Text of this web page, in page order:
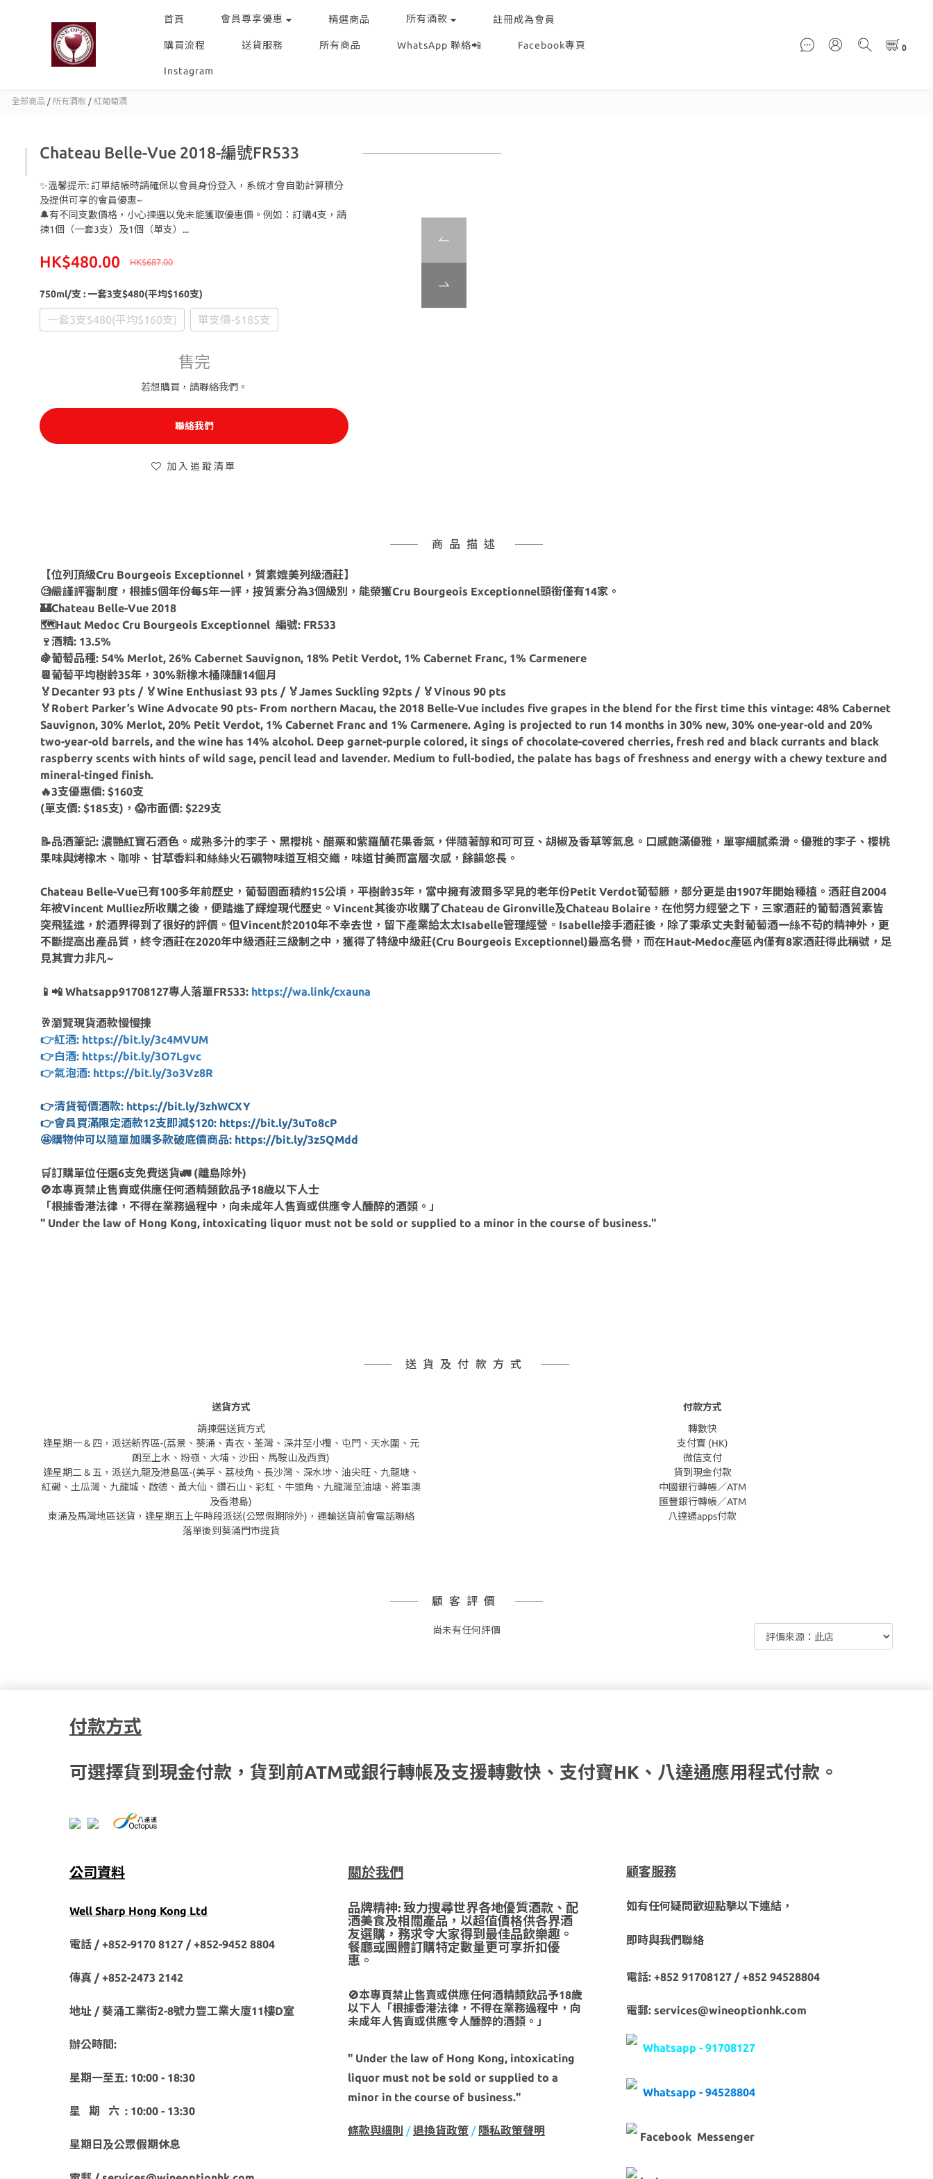
首頁 會員尊享優惠 精選商品 所有酒款 註冊成為會員
購買流程 送貨服務 所有商品 WhatsApp 聯絡📲 Facebook專頁
Instagram
全部商品 / 所有酒款 / 紅葡萄酒
Chateau Belle-Vue 2018-編號FR533
✨溫馨提示: 訂單結帳時請確保以會員身份登入，系統才會自動計算積分
及提供可享的會員優惠~
🔔有不同支數價格，小心揀選以免未能獲取優惠價。例如：訂購4支，請
揀1個（一套3支）及1個（單支）...
HK$687.00
HK$480.00
750ml/支 : 一套3支$480(平均$160支)
一套3支$480(平均$160支) 單支價-$185支
售完
若想購買，請聯絡我們。
聯絡我們
加入追蹤清單
商品描述
【位列頂級Cru Bourgeois Exceptionnel，質素媲美列級酒莊】
🧐嚴謹評審制度，根據5個年份每5年一評，按質素分為3個級別，能榮獲Cru Bourgeois Exceptionnel頭銜僅有14家。
🏰Chateau Belle-Vue 2018
🗺Haut Medoc Cru Bourgeois Exceptionnel 編號: FR533
🍷酒精: 13.5%
🍇葡萄品種: 54% Merlot, 26% Cabernet Sauvignon, 18% Petit Verdot, 1% Cabernet Franc, 1% Carmenere
📆葡萄平均樹齡35年，30%新橡木桶陳釀14個月
🏅Decanter 93 pts / 🏅Wine Enthusiast 93 pts / 🏅James Suckling 92pts / 🏅Vinous 90 pts
🏅Robert Parker’s Wine Advocate 90 pts- From northern Macau, the 2018 Belle-Vue includes five grapes in the blend for the first time this vintage: 48% Cabernet
Sauvignon, 30% Merlot, 20% Petit Verdot, 1% Cabernet Franc and 1% Carmenere. Aging is projected to run 14 months in 30% new, 30% one-year-old and 20%
two-year-old barrels, and the wine has 14% alcohol. Deep garnet-purple colored, it sings of chocolate-covered cherries, fresh red and black currants and black
raspberry scents with hints of wild sage, pencil lead and lavender. Medium to full-bodied, the palate has bags of freshness and energy with a chewy texture and
mineral-tinged finish.
🔥3支優惠價: $160支
(單支價: $185支)，😱市面價: $229支
📝品酒筆記: 濃艷紅寶石酒色。成熟多汁的李子、黑櫻桃、醋栗和紫羅蘭花果香氣，伴隨著醇和可可豆、胡椒及香草等氣息。口感飽滿優雅，單寧細膩柔滑。優雅的李子、櫻桃
果味與烤橡木、咖啡、甘草香料和絲絲火石礦物味道互相交織，味道甘美而富層次感，餘韻悠長。
Chateau Belle-Vue已有100多年前歷史，葡萄園面積約15公頃，平樹齡35年，當中擁有波爾多罕見的老年份Petit Verdot葡萄籐，部分更是由1907年開始種植。酒莊自2004
年被Vincent Mulliez所收購之後，便踏進了輝煌現代歷史。Vincent其後亦收購了Chateau de Gironville及Chateau Bolaire，在他努力經營之下，三家酒莊的葡萄酒質素皆
突飛猛進，於酒界得到了很好的評價。但Vincent於2010年不幸去世，留下產業給太太Isabelle管理經營。Isabelle接手酒莊後，除了秉承丈夫對葡萄酒一絲不苟的精神外，更
不斷提高出產品質，終令酒莊在2020年中級酒莊三級制之中，獲得了特級中級莊(Cru Bourgeois Exceptionnel)最高名譽，而在Haut-Medoc產區內僅有8家酒莊得此稱號，足
見其實力非凡~
📱📲 Whatsapp91708127專人落單FR533: https://wa.link/cxauna
🥂瀏覽現貨酒款慢慢揀
👉紅酒: https://bit.ly/3c4MVUM
👉白酒: https://bit.ly/3O7Lgvc
👉氣泡酒: https://bit.ly/3o3Vz8R
👉清貨筍價酒款: https://bit.ly/3zhWCXY
👉會員買滿限定酒款12支即減$120: https://bit.ly/3uTo8cP
🤩購物仲可以隨單加購多款破底價商品: https://bit.ly/3z5QMdd
🛒訂購單位任選6支免費送貨🚛 (離島除外)
🚫本專頁禁止售賣或供應任何酒精類飲品予18歲以下人士
「根據香港法律，不得在業務過程中，向未成年人售賣或供應令人醺醉的酒類。」
" Under the law of Hong Kong, intoxicating liquor must not be sold or supplied to a minor in the course of business."
送貨及付款方式
送貨方式
請揀選送貨方式
逢星期一 & 四，派送新界區-(荔景、葵涌、青衣、荃灣、深井至小欖、屯門、天水圍、元
朗至上水、粉嶺、大埔、沙田、馬鞍山及西貢)
逢星期二 & 五，派送九龍及港島區-(美孚、荔枝角、長沙灣、深水埗、油尖旺、九龍塘、
紅磡、土瓜灣、九龍城、啟德、黃大仙、鑽石山、彩虹、牛頭角、九龍灣至油塘、將軍澳
及香港島)
東涌及馬灣地區送貨，逢星期五上午時段派送(公眾假期除外)，運輸送貨前會電話聯絡
落單後到葵涌門市提貨
付款方式
轉數快
支付寶 (HK)
微信支付
貨到現金付款
中國銀行轉帳／ATM
匯豐銀行轉帳／ATM
八達通apps付款
顧客評價
尚未有任何評價
付款方式
可選擇貨到現金付款，貨到前ATM或銀行轉帳及支援轉數快、支付寶HK、八達通應用程式付款。
公司資料
Well Sharp Hong Kong Ltd
電話 / +852-9170 8127 /+852-9452 8804
傳真 / +852-2473 2142
地址 / 葵涌工業街2-8號力豐工業大廈11樓D室
辦公時間:
星期一至五: 10:00 - 18:30
星 期 六 : 10:00 - 13:30
星期日及公眾假期休息
關於我們
品牌精神: 致力搜尋世界各地優質酒款、配
酒美食及相關產品，以超值價格供各界酒
友選購，務求令大家得到最佳品飲樂趣。
餐廳或團體訂購特定數量更可享折扣優
惠。
🚫本專頁禁止售賣或供應任何酒精類飲品予18歲
以下人「根據香港法律，不得在業務過程中，向
未成年人售賣或供應令人醺醉的酒類。」
" Under the law of Hong Kong, intoxicating
liquor must not be sold or supplied to a
minor in the course of business."
條款與細則 /退換貨政策 / 隱私政策聲明
顧客服務
如有任何疑問歡迎點擊以下連結，
即時與我們聯絡
電話: +852 91708127 / +852 94528804
電郵: services@wineoptionhk.com
Whatsapp - 91708127
Whatsapp - 94528804
Facebook Messenger